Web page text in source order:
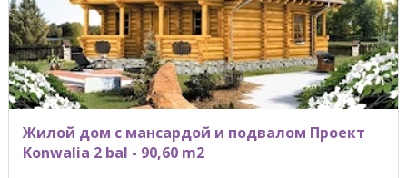
Жилой дом с мансардой и подвалом Проект
Konwalia 2 bal - 90,60 m2